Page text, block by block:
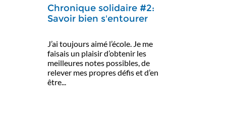
Chronique solidaire #2:
Savoir bien s'entourer
J’ai toujours aimé l’école. Je me
faisais un plaisir d’obtenir les
meilleures notes possibles, de
relever mes propres défis et d’en
être...